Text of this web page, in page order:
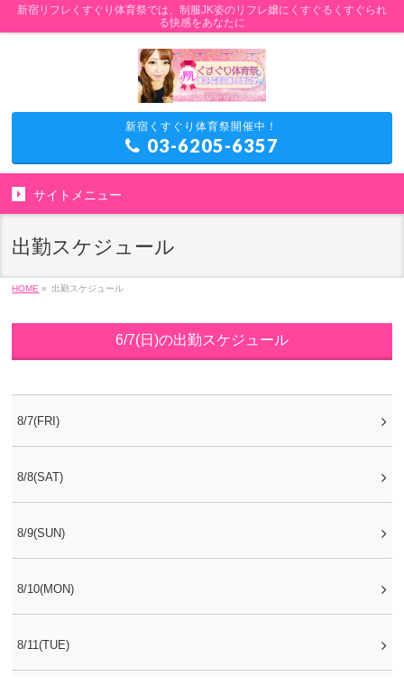
新宿リフレくすぐり体育祭では、制服JK姿のリフレ嬢にくすぐるくすぐられ
る快感をあなたに
新宿くすぐり体育祭開催中！
03-6205-6357
サイトメニュー
出勤スケジュール
HOME » 出勤スケジュール
6/7(日)の出勤スケジュール
8/7(FRI)
8/8(SAT)
8/9(SUN)
8/10(MON)
8/11(TUE)